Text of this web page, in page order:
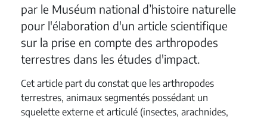
par le Muséum national d’histoire naturelle
pour l'élaboration d'un article scientifique
sur la prise en compte des arthropodes
terrestres dans les études d'impact.
Cet article part du constat que les arthropodes
terrestres, animaux segmentés possédant un
squelette externe et articulé (insectes, arachnides,